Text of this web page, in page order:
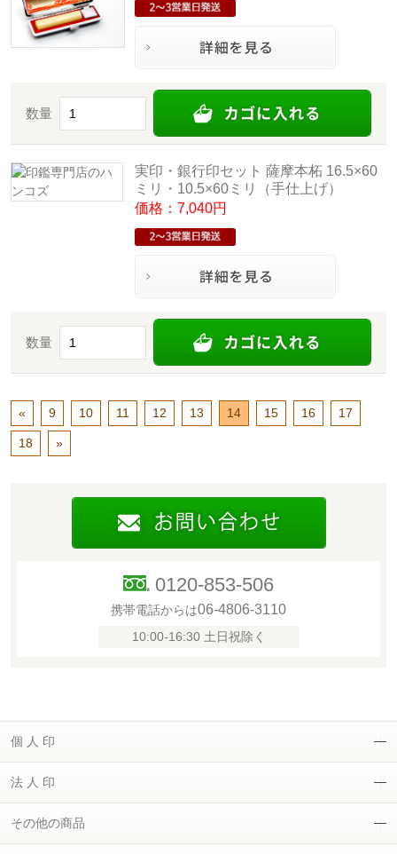
数量
実印・銀行印セット 薩摩本柘 16.5×60
ミリ・10.5×60ミリ（手仕上げ）
価格：7,040円
数量
« 9 10 11 12 13 14 15 16 17
18 »
0120-853-506
携帯電話からは06-4806-3110
10:00-16:30 土日祝除く
個 人 印
法 人 印
その他の商品